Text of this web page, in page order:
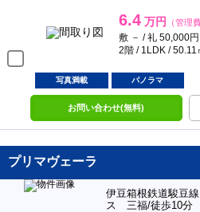
6.4 万円 （管理
敷 － / 礼 50,000円
2階 / 1LDK / 50.11
写真満載 パノラマ
お問い合わせ(無料)
プリマヴェーラ
伊豆箱根鉄道駿豆
ス 三福/徒歩10分